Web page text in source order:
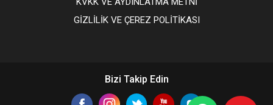
GİZLİLİK VE ÇEREZ POLİTİKASI
Bizi Takip Edin